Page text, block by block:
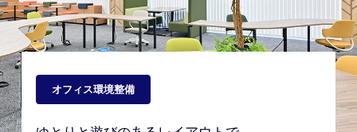
オフィス環境整備